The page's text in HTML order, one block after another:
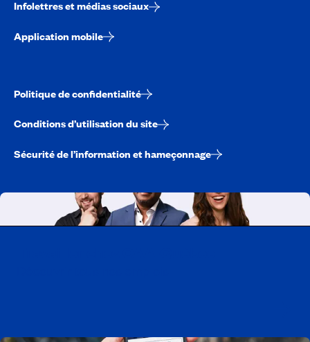
Infolettres et médias sociaux
Application mobile
Politique de confidentialité
Conditions d’utilisation du site
Sécurité de l’information et hameçonnage